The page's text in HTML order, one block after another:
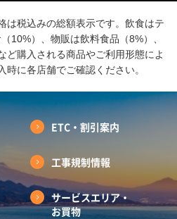
は税込みの総額表示です。飲食はテ
10%）、物販は飲料食品（8%）、
ど購入される商品やご利用形態によ
時に各店舗でご確認ください。
ETC・割引案内
工事規制情報
サービスエリア・
お買物